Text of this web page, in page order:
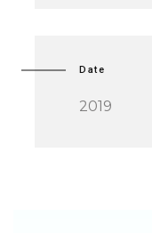
Date
2019